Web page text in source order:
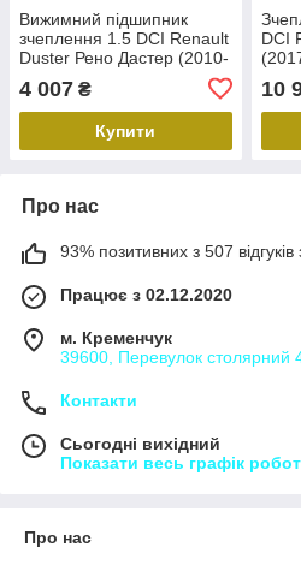
Вижимний підшипник
зчеплення 1.5 DCI Renault
Duster Рено Дастер (2010-
306205974R, 305703721R
4 007 ₴
Купити
DCI
10
Про нас
93% позитивних з 507 відгуків
Працює з 02.12.2020
м. Кременчук
39600, Перевулок столярний
Контакти
Сьогодні вихідний
Показати весь графік
Про нас